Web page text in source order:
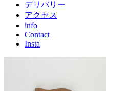
デリバリー
アクセス
info
Contact
Insta